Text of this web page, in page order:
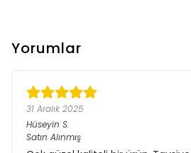
Yorumlar
31 Aralık 2025
Hüseyin S.
Satın Alınmış